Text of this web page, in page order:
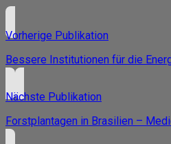
Vorherige Publikation
Bessere Institutionen für die
Nächste Publikation
Forstplantagen in Brasilien –